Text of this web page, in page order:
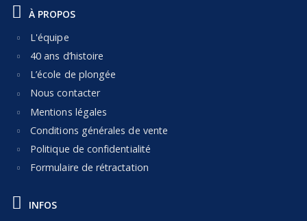
À PROPOS
L'équipe
40 ans d’histoire
L’école de plongée
Nous contacter
Mentions légales
Conditions générales de vente
Politique de confidentialité
Formulaire de rétractation
INFOS